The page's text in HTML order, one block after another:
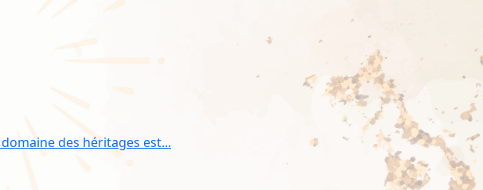
des héritages est...